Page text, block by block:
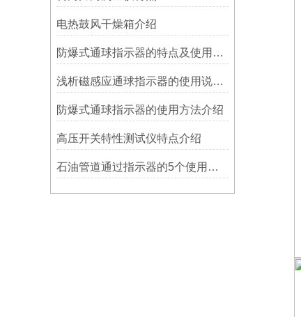
电热鼓风干燥箱介绍
防爆式通球指示器的特点及使用方法
浅析磁感应通球指示器的使用说明及特点
防爆式通球指示器的使用方法介绍
高压开关特性测试仪特点介绍
石油管道通过指示器的5个使用说明